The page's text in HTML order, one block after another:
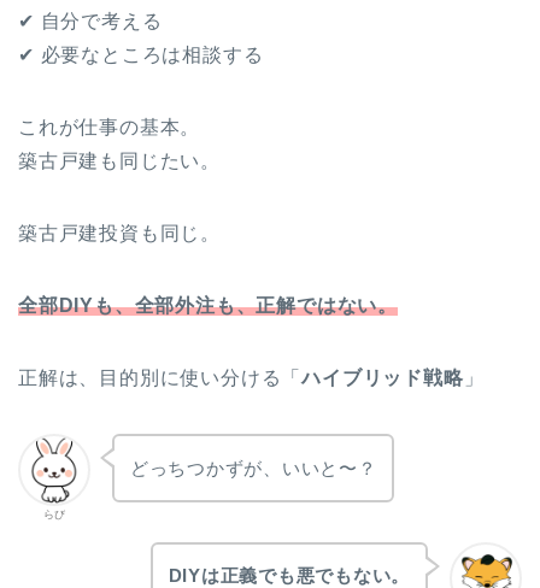
✔ 自分で考える
✔ 必要なところは相談する
これが仕事の基本。
築古戸建も同じたい。
築古戸建投資も同じ。
全部DIYも、全部外注も、正解ではない。
正解は、目的別に使い分ける「ハイブリッド戦略 」
らび
どっちつかずが、いいと〜？
DIYは正義でも悪でもない。